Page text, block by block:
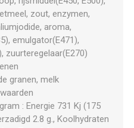
zout, enzymen,
aroma,
emulgator(E471),
zuurteregelaar(E270)
granen, melk
: Energie 731 Kj (175
2.8 g., Koolhydraten